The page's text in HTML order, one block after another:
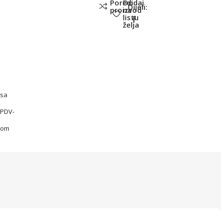
sa
PDV-
om
Poredi
proizvod
Dodaj
na
listu
želja
Dijeli: